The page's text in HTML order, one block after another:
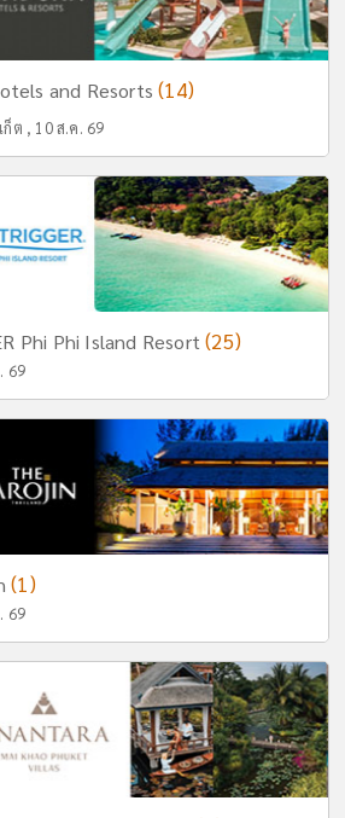
and Resorts(14)
ก็ต , 10 ส.ค. 69
Phi Phi Island Resort(25)
69
(1)
69